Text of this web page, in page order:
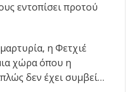
εντοπίσει προτού
η Φετχιέ
χώρα όπου η
δεν έχει συμβεί…